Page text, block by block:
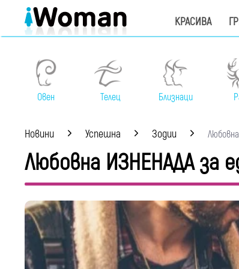
КРАСИВА
Овен Телец Близнаци
Новини Успешна Зодии
Любовна ИЗНЕНАДА за